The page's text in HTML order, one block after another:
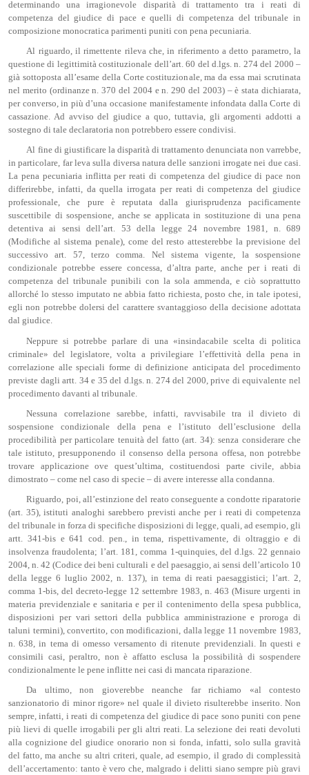
determinando una irragionevole disparità di trattamento tra i reati di
competenza del giudice di pace e quelli di competenza del tribunale in
composizione monocratica parimenti puniti con pena pecuniaria.
Al riguardo, il rimettente rileva che, in riferimento a detto parametro, la
questione di legittimità costituzionale dell’art. 60 del d.lgs. n. 274 del 2000 –
già sottoposta all’esame della Corte costituzionale, ma da essa mai scrutinata
nel merito (ordinanze n. 370 del 2004 e n. 290 del 2003) – è stata dichiarata,
per converso, in più d’una occasione manifestamente infondata dalla Corte di
cassazione. Ad avviso del giudice a quo, tuttavia, gli argomenti addotti a
sostegno di tale declaratoria non potrebbero essere condivisi.
Al fine di giustificare la disparità di trattamento denunciata non varrebbe,
in particolare, far leva sulla diversa natura delle sanzioni irrogate nei due casi.
La pena pecuniaria inflitta per reati di competenza del giudice di pace non
differirebbe, infatti, da quella irrogata per reati di competenza del giudice
professionale, che pure è reputata dalla giurisprudenza pacificamente
suscettibile di sospensione, anche se applicata in sostituzione di una pena
detentiva ai sensi dell’art. 53 della legge 24 novembre 1981, n. 689
(Modifiche al sistema penale), come del resto attesterebbe la previsione del
successivo art. 57, terzo comma. Nel sistema vigente, la sospensione
condizionale potrebbe essere concessa, d’altra parte, anche per i reati di
competenza del tribunale punibili con la sola ammenda, e ciò soprattutto
allorché lo stesso imputato ne abbia fatto richiesta, posto che, in tale ipotesi,
egli non potrebbe dolersi del carattere svantaggioso della decisione adottata
dal giudice.
Neppure si potrebbe parlare di una «insindacabile scelta di politica
criminale» del legislatore, volta a privilegiare l’effettività della pena in
correlazione alle speciali forme di definizione anticipata del procedimento
previste dagli artt. 34 e 35 del d.lgs. n. 274 del 2000, prive di equivalente nel
procedimento davanti al tribunale.
Nessuna correlazione sarebbe, infatti, ravvisabile tra il divieto di
sospensione condizionale della pena e l’istituto dell’esclusione della
procedibilità per particolare tenuità del fatto (art. 34): senza considerare che
tale istituto, presupponendo il consenso della persona offesa, non potrebbe
trovare applicazione ove quest’ultima, costituendosi parte civile, abbia
dimostrato – come nel caso di specie – di avere interesse alla condanna.
Riguardo, poi, all’estinzione del reato conseguente a condotte riparatorie
(art. 35), istituti analoghi sarebbero previsti anche per i reati di competenza
del tribunale in forza di specifiche disposizioni di legge, quali, ad esempio, gli
artt. 341-bis e 641 cod. pen., in tema, rispettivamente, di oltraggio e di
insolvenza fraudolenta; l’art. 181, comma 1-quinquies, del d.lgs. 22 gennaio
2004, n. 42 (Codice dei beni culturali e del paesaggio, ai sensi dell’articolo 10
della legge 6 luglio 2002, n. 137), in tema di reati paesaggistici; l’art. 2,
comma 1-bis, del decreto-legge 12 settembre 1983, n. 463 (Misure urgenti in
materia previdenziale e sanitaria e per il contenimento della spesa pubblica,
disposizioni per vari settori della pubblica amministrazione e proroga di
taluni termini), convertito, con modificazioni, dalla legge 11 novembre 1983,
n. 638, in tema di omesso versamento di ritenute previdenziali. In questi e
consimili casi, peraltro, non è affatto esclusa la possibilità di sospendere
condizionalmente le pene inflitte nei casi di mancata riparazione.
Da ultimo, non gioverebbe neanche far richiamo «al contesto
sanzionatorio di minor rigore» nel quale il divieto risulterebbe inserito. Non
sempre, infatti, i reati di competenza del giudice di pace sono puniti con pene
più lievi di quelle irrogabili per gli altri reati. La selezione dei reati devoluti
alla cognizione del giudice onorario non si fonda, infatti, solo sulla gravità
del fatto, ma anche su altri criteri, quale, ad esempio, il grado di complessità
dell’accertamento: tanto è vero che, malgrado i delitti siano sempre più gravi